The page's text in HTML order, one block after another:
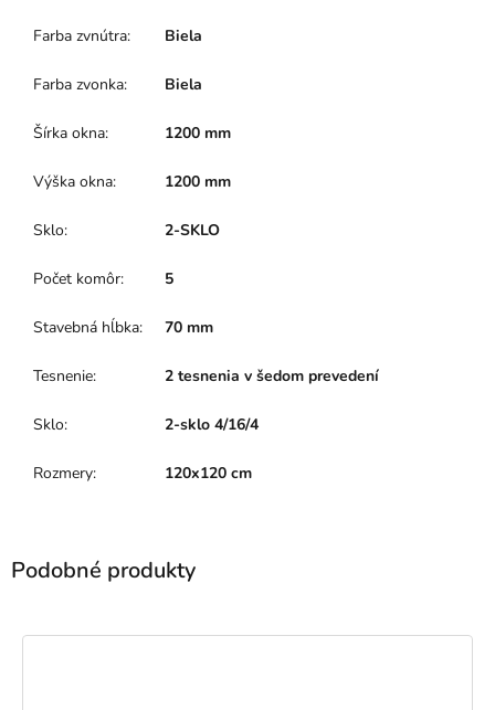
Farba zvnútra: Biela
Farba zvonka: Biela
Šírka okna: 1200 mm
Výška okna: 1200 mm
Sklo: 2-SKLO
Počet komôr: 5
Stavebná hĺbka: 70 mm
Tesnenie: 2 tesnenia v šedom prevedení
Sklo: 2-sklo 4/16/4
Rozmery: 120x120 cm